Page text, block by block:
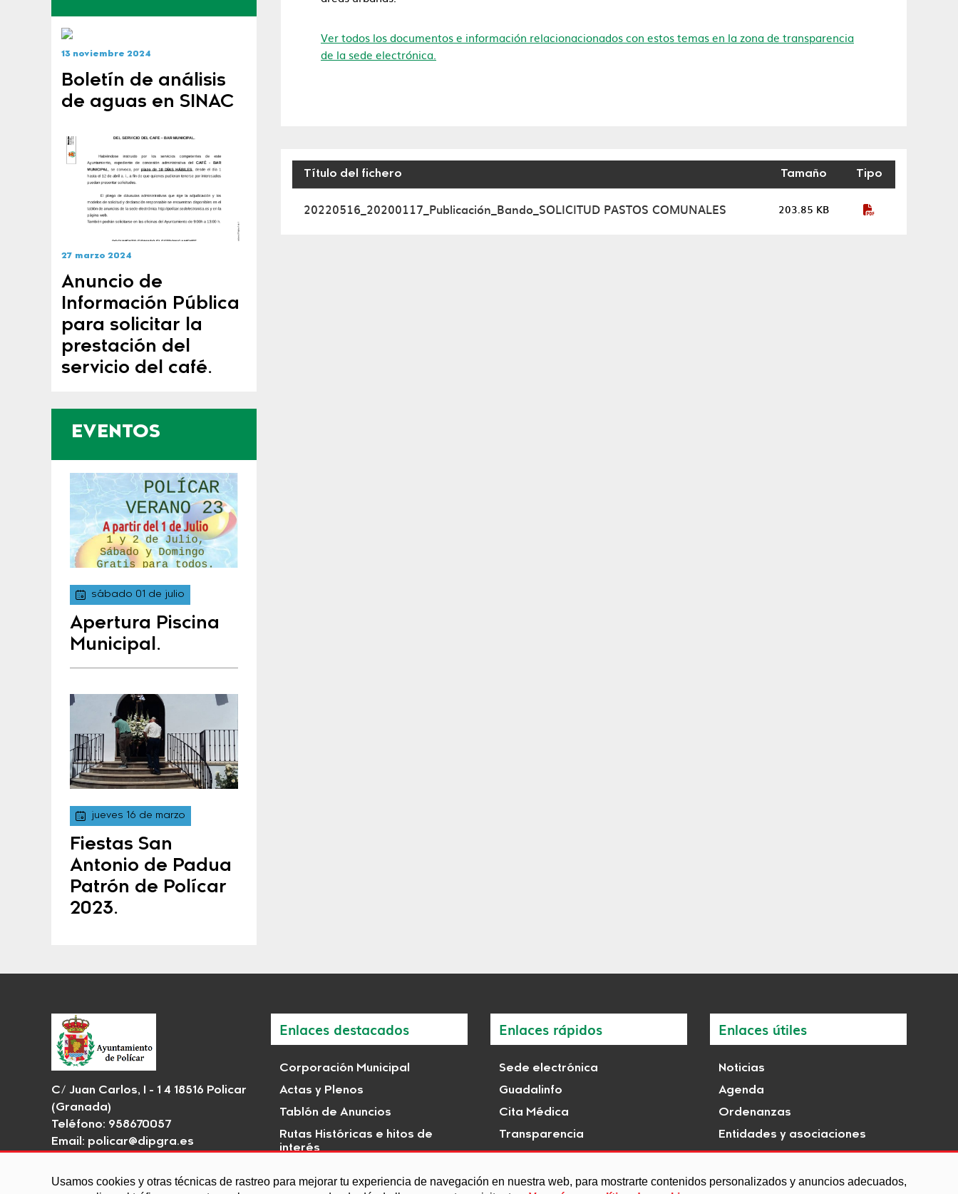
Usamos cookies y otras técnicas de rastreo para mejorar tu experiencia de navegación en nuestra web, para mostrarte contenidos personalizados y anuncios adecuados,
13 noviembre 2024
Boletín de análisis
de aguas en SINAC
27 marzo 2024
Anuncio de
Información Pública
para solicitar la
prestación del
servicio del café.
EVENTOS
sábado 01 de julio
Apertura Piscina
Municipal.
jueves 16 de marzo
Fiestas San
Antonio de Padua
Patrón de Polícar
2023.
Ver todos los documentos e información relacionacionados con estos temas en la zona de transparencia
de la sede electrónica.
Título del fichero Tamaño Tipo
20220516_20200117_Publicación_Bando_SOLICITUD PASTOS COMUNALES 203.85 KB
C/ Juan Carlos, I - 1 4 18516 Policar
(Granada)
Teléfono: 958670057
Email: policar@dipgra.es
Enlaces destacados
Corporación Municipal
Actas y Plenos
Tablón de Anuncios
Rutas Históricas e hitos de
interés
Enlaces rápidos
Sede electrónica
Guadalinfo
Cita Médica
Transparencia
Enlaces útiles
Noticias
Agenda
Ordenanzas
Entidades y asociaciones